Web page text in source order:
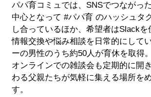
パパ育コミュでは、SNSでつながっ
中心となって #パパ育 のハッシュタ
し合っているほか、希望者はSlack
情報交換や悩み相談を日常的にして
ーの男性のうち約50人が育休を取得
オンラインでの雑談会も定期的に開
わる父親たちが気軽に集える場所を
す。